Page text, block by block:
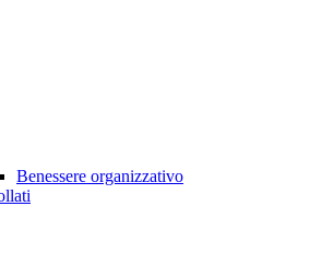
Benessere organizzativo